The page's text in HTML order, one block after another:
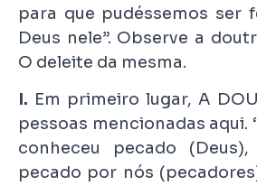
para que pudéssemos ser
Deus nele”. Observe a
O deleite da mesma.
I. Em primeiro lugar, A
pessoas mencionadas aqui.
conheceu pecado
pecado por nós